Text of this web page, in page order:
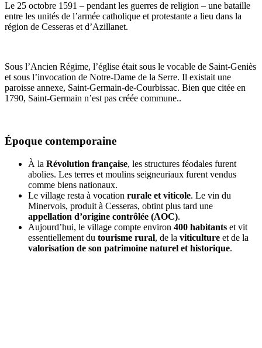
Le 25 octobre 1591 – pendant les guerres de religion – une bataille
entre les unités de l’armée catholique et protestante a lieu dans la
région de Cesseras et d’Azillanet.
Sous l’Ancien Régime, l’église était sous le vocable de Saint-Geniès
et sous l’invocation de Notre-Dame de la Serre. Il existait une
paroisse annexe, Saint-Germain-de-Courbissac. Bien que citée en
1790, Saint-Germain n’est pas créée commune..
Époque contemporaine
À la Révolution française, les structures féodales furent
abolies. Les terres et moulins seigneuriaux furent vendus
comme biens nationaux.
Le village resta à vocation rurale et viticole. Le vin du
Minervois, produit à Cesseras, obtint plus tard une
appellation d’origine contrôlée (AOC).
Aujourd’hui, le village compte environ 400 habitants et vit
essentiellement du tourisme rural, de la viticulture et de la
valorisation de son patrimoine naturel et historique.